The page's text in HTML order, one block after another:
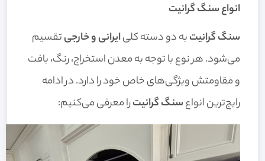
انواع سنگ گرانیت
سنگ گرانیتبه دو دسته کلیایرانی و خارجیتقسیم
می‌شود. هر نوع با توجه به معدن استخراج، رنگ، بافت
و مقاومتش ویژگی‌های خاص خود را دارد. در ادامه
رایج‌ترین انواعسنگ گرانیترا معرفی می‌کنیم: